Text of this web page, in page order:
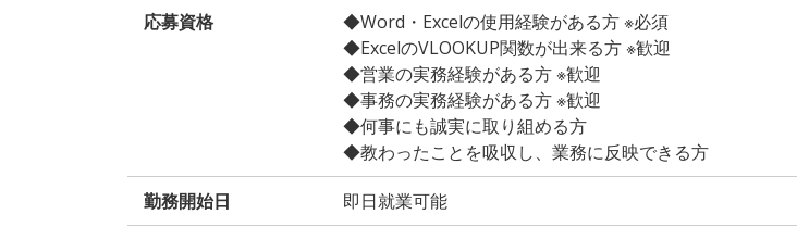
応募資格
◆Word・Excelの使用経験がある方 ※必須
◆ExcelのVLOOKUP関数が出来る方 ※歓迎
◆営業の実務経験がある方 ※歓迎
◆事務の実務経験がある方 ※歓迎
◆何事にも誠実に取り組める方
◆教わったことを吸収し、業務に反映できる方
勤務開始日 即日就業可能